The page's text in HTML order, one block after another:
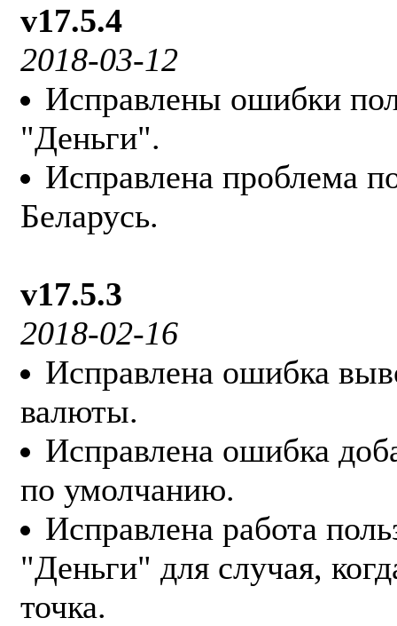
v17.5.4
2018-03-12
Исправлены ошибки
"Деньги".
Исправлена проблема
Беларусь.
v17.5.3
2018-02-16
Исправлена ошибка
валюты.
Исправлена ошибка
по умолчанию.
Исправлена работа
"Деньги" для случая,
точка.